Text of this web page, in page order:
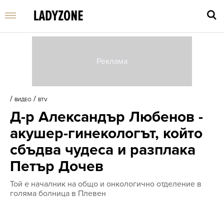
/ ВИДЕО / BTV
Д-р Александър Любенов -
акушер-гинекологът, който
сбъдва чудеса и разплака
Петър Дочев
Той е началник на общо и онкологично отделение в
голяма болница в Плевен